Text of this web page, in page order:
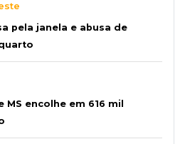
pela janela e abusa de
encolhe em 616 mil